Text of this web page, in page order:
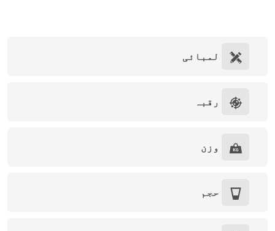
لمبائی
رقبہ
وزن
حجم